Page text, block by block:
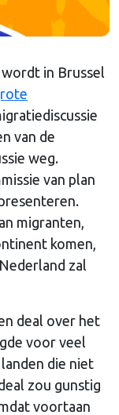
in Brussel
van de
weg.
van plan
migranten,
komen,
zal
deal over het
voor veel
die niet
zou gunstig
voortaan